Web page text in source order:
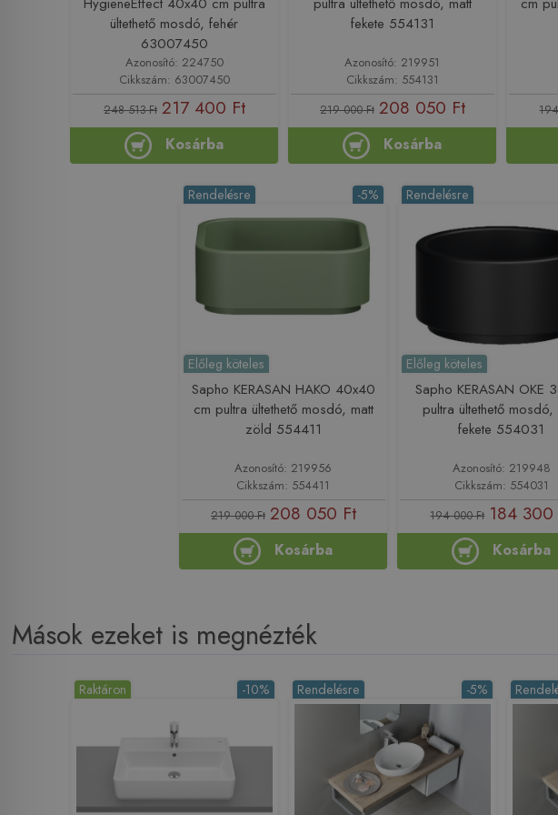
ültethető mosdó, fehér
63007450
Azonosító: 224750
Cikkszám: 63007450
248 513 Ft 217 400 Ft
Kosárba
fekete 554131
Azonosító: 219951
Cikkszám: 554131
219 000 Ft 208 050 Ft
Kosárba
-5%
Rendelésre
Előleg köteles
Sapho KERASAN HAKO 40x40
cm pultra ültethető mosdó, matt
zöld 554411
Azonosító: 219956
Cikkszám: 554411
219 000 Ft 208 050 Ft
Kosárba
Rendelésre
Előleg köteles
Sapho KERASAN OKE
pultra ültethető mosdó,
fekete 554031
Azonosító: 219948
Cikkszám: 554031
194 000 Ft 184 300
Kosárba
Mások ezeket is megnézték
-10%
Raktáron -5%
Rendelésre